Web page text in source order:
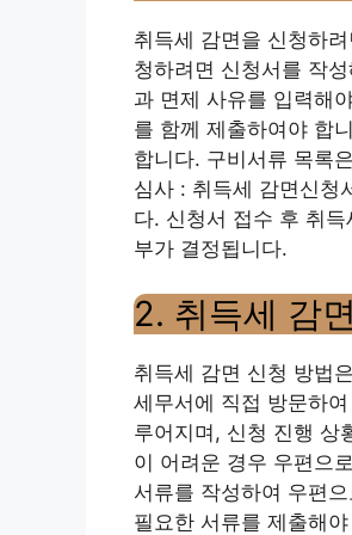
취득세 감면을 신청하
청하려면 신청서를 작
과 면제 사유를 입력해
를 함께 제출하여야 합
합니다. 구비서류 목록
심사 : 취득세 감면신청
다. 신청서 접수 후 취
부가 결정됩니다.
2. 취득세 감
취득세 감면 신청 방법
세무서에 직접 방문하
루어지며, 신청 진행 상
이 어려운 경우 우편으
서류를 작성하여 우편
필요한 서류를 제출해